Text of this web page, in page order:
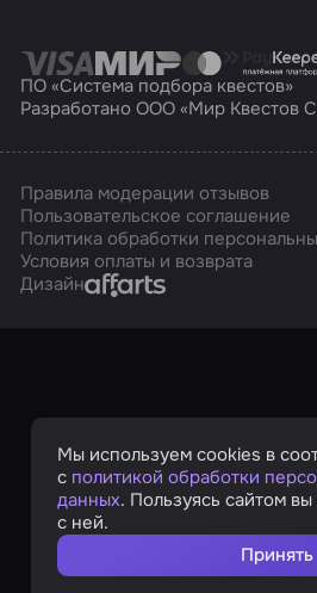
ПО «Система подбора квестов»
Разработано ООО «Мир Квестов
Правила модерации отзывов
Пользовательское соглашение
Политика обработки
Условия оплаты и возврата
ДизайнAffarts
Мы используем cookies в
с политикой обработки
данных. Пользуясь сайтом
с ней.
Принять